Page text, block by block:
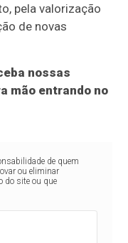
pela valorização
de novas
nossas
mão entrando no
de quem
ou eliminar
do site ou que